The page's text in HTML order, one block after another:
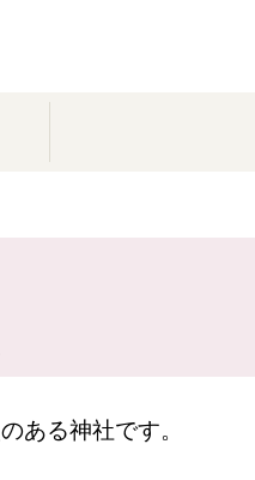
ある神社です。